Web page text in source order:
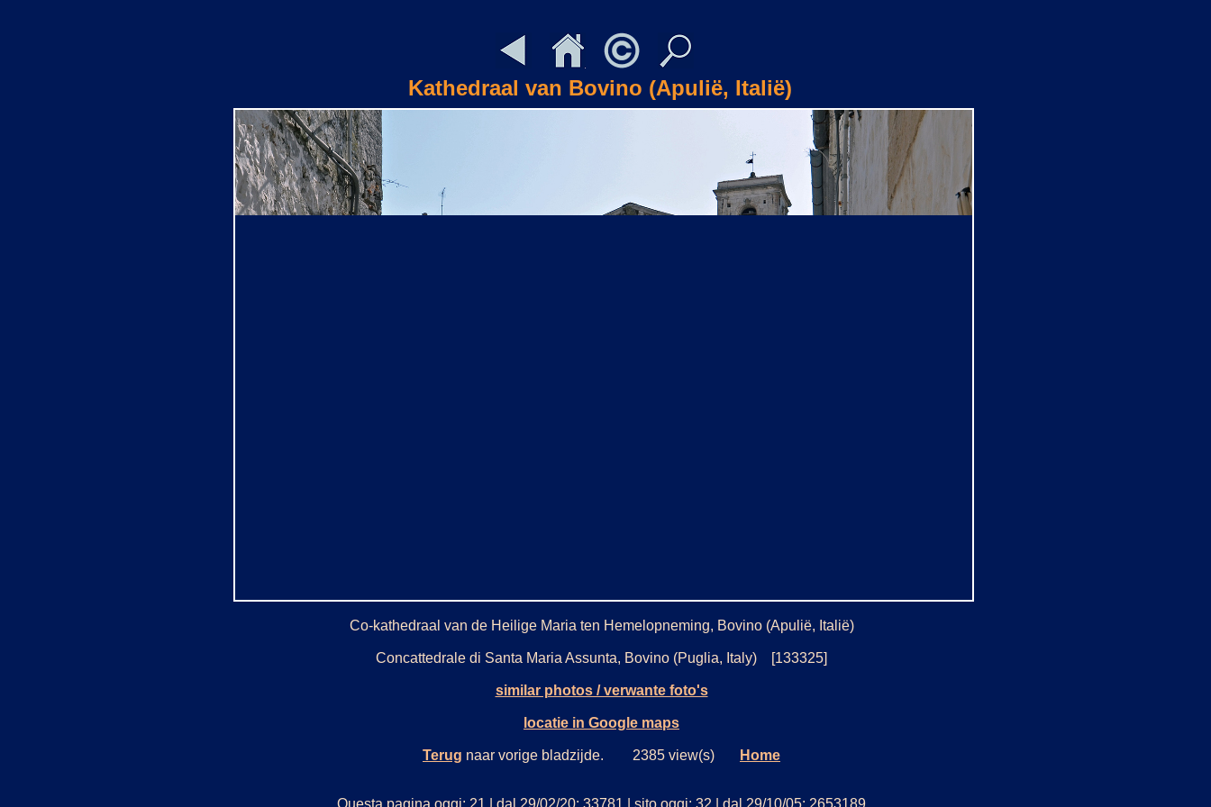
Kathedraal van Bovino (Apulië, Italië)
Co-kathedraal van de Heilige Maria ten Hemelopneming, Bovino (Apulië, Italië)
Concattedrale di Santa Maria Assunta, Bovino (Puglia, Italy) [133325]
similar photos / verwante foto's
locatie in Google maps
Terug naar vorige bladzijde. 2385 view(s) Home
Questa pagina oggi: 21 | dal 29/02/20: 33781 | sito oggi: 32 | dal 29/10/05: 2653189